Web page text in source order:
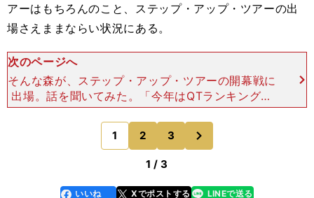
アーはもちろんのこと、ステップ・アップ・ツアーの出
場さえままならい状況にある。
次のページへ
そんな森が、ステップ・アップ・ツアーの開幕戦に
出場。話を聞いてみた。「今年はQTランキングで
出られる試合がないので、主催者推薦されて出られ
る試合があれば、そこにチャレンジすること。あと
は、マンデートー
1 2 3
1 / 3
faceboo
いいね Xでポストする
line LINEで送る